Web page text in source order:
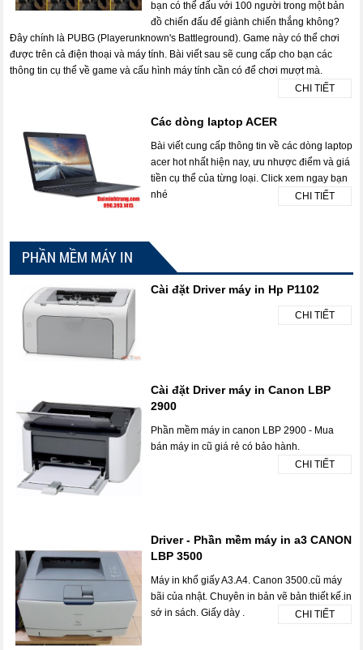
bạn có thể đấu với 100 người trong một bản
đồ chiến đấu để giành chiến thắng không?
Đây chính là PUBG (Playerunknown's Battleground). Game này có thể chơi
được trên cả điện thoại và máy tính. Bài viết sau sẽ cung cấp cho bạn các
thông tin cụ thể về game và cấu hình máy tính cần có để chơi mượt mà.
CHI TIẾT
Các dòng laptop ACER
Bài viết cung cấp thông tin về các dòng laptop
acer hot nhất hiện nay, ưu nhược điểm và giá
tiền cụ thể của từng loại. Click xem ngay bạn
nhé
CHI TIẾT
PHẦN MỀM MÁY IN
Cài đặt Driver máy in Hp P1102
CHI TIẾT
Cài đặt Driver máy in Canon LBP
2900
Phần mềm máy in canon LBP 2900 - Mua
bán máy in cũ giá rẻ có bảo hành.
CHI TIẾT
Driver - Phần mềm máy in a3 CANON
LBP 3500
Máy in khổ giấy A3.A4. Canon 3500.cũ máy
bãi của nhật. Chuyên in bản vẽ bản thiết kế.in
sớ in sách. Giấy dày .
CHI TIẾT